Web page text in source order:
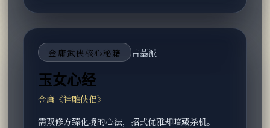
金庸武侠核心秘籍 古墓派
玉女心经
金庸《神雕侠侣》
需双修方臻化境的心法，招式优雅却暗藏杀机。